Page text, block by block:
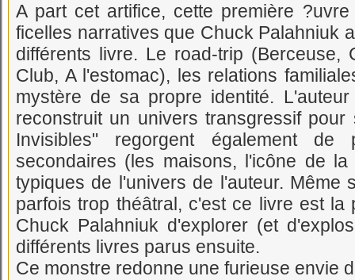
A part cet artifice, cette première
ficelles narratives que Chuck Palahniuk
différents livre. Le road-trip (Berceuse,
Club, A l'estomac), les relations
mystère de sa propre identité.
reconstruit un univers transgressif
Invisibles" regorgent également de
secondaires (les maisons, l'icône de
typiques de l'univers de l'auteur. Même
parfois trop théâtral, c'est ce livre est
Chuck Palahniuk d'explorer (et
différents livres parus ensuite.
Ce monstre redonne une furieuse envie